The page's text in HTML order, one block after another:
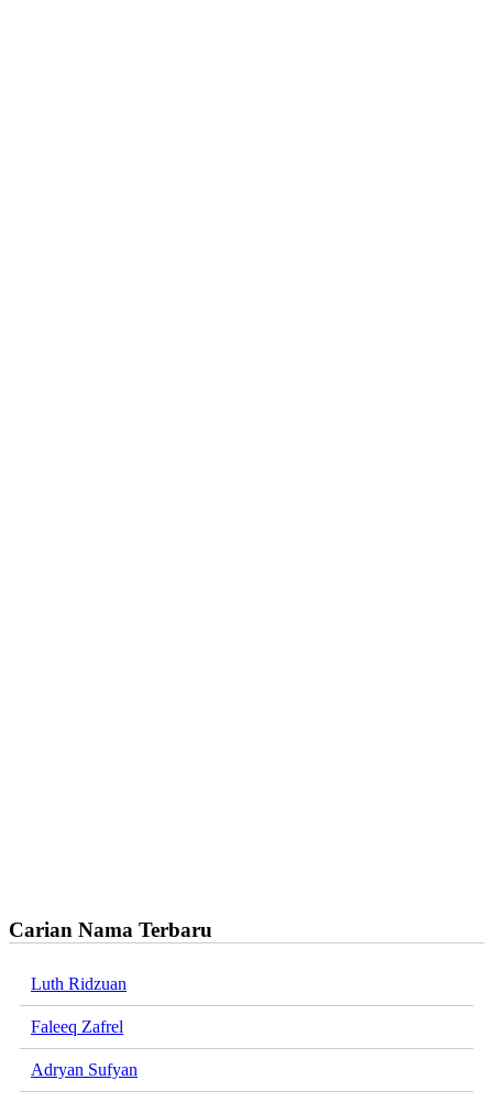
Carian Nama Terbaru
Luth Ridzuan
Faleeq Zafrel
Adryan Sufyan